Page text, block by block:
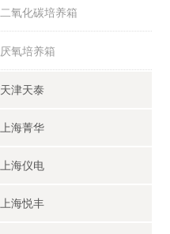
二氧化碳培养箱
厌氧培养箱
天津天泰
上海菁华
上海仪电
上海悦丰